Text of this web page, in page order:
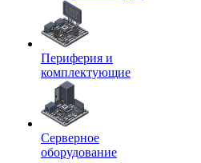
Периферия и
комплектующие
Серверное
оборудование